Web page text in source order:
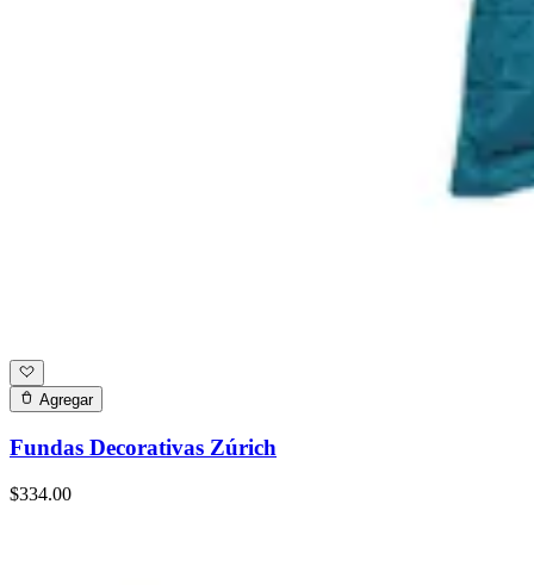
Agregar
Fundas Decorativas Zúrich
$334.00